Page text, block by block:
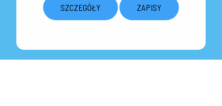
SZCZEGÓŁY ZAPISY